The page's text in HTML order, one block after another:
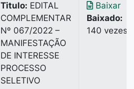
Titulo: EDITAL
COMPLEMENTAR
Nº 067/2022 –
MANIFESTAÇÃO
DE INTERESSE
PROCESSO
SELETIVO
Baixar
Baixado:
140 vezes